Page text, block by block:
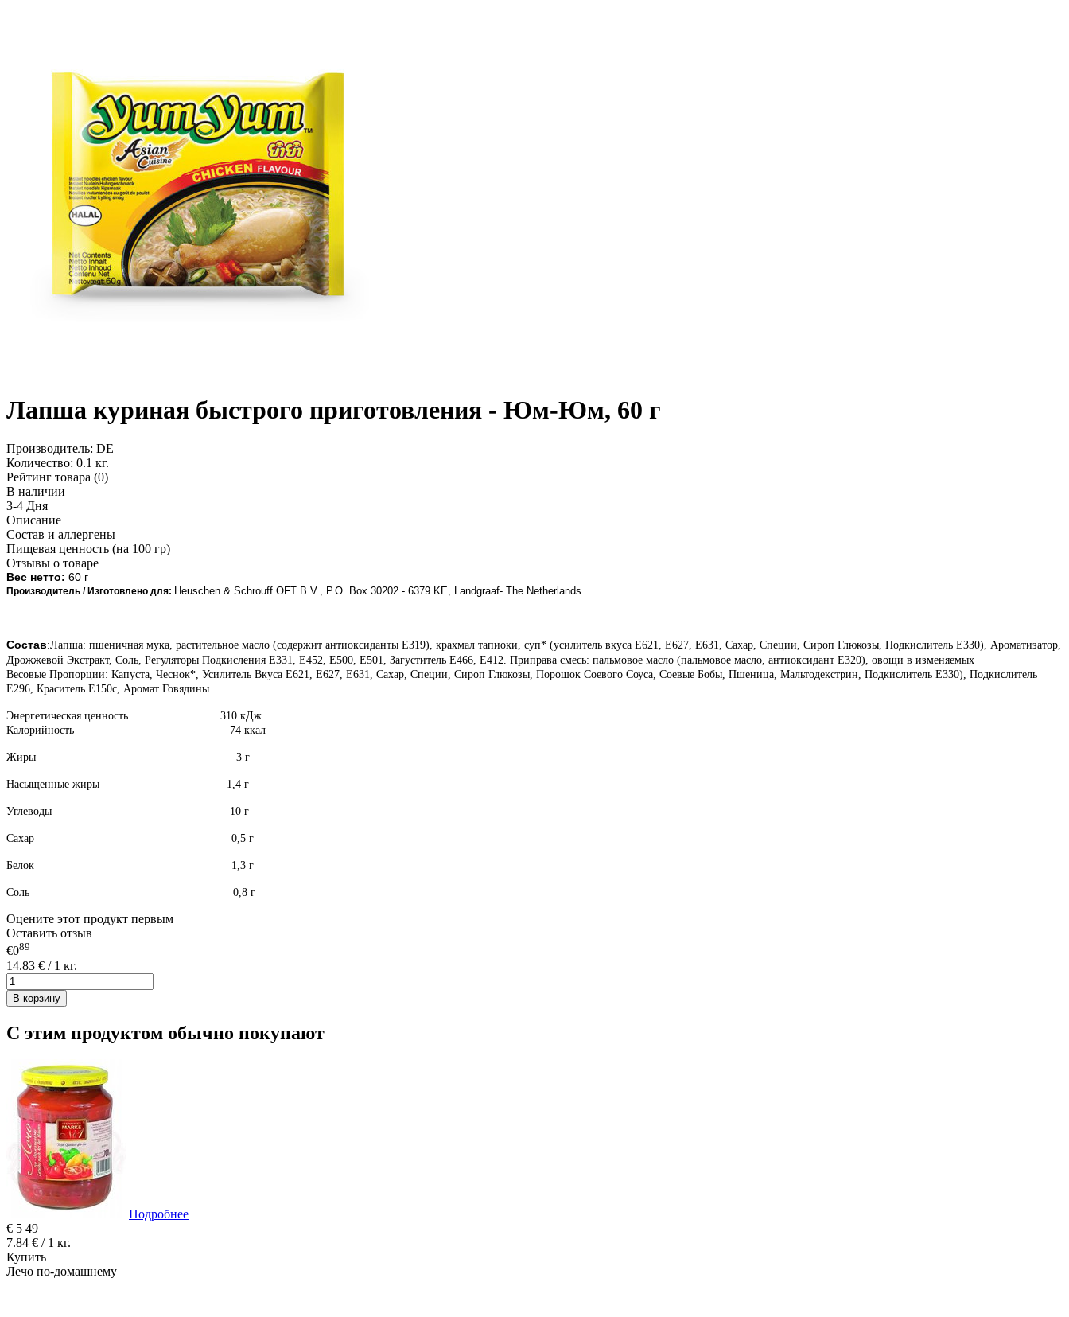
Лапша куриная быстрого приготовления - Юм-Юм, 60 г
Производитель: DE
Количество: 0.1 кг.
Рейтинг товара (0)
В наличии
3-4 Дня
Описание
Состав и аллергены
Пищевая ценность (на 100 гр)
Отзывы о товаре
Вес нетто: 60 г
Производитель / Изготовлено для: Heuschen & Schrouff OFT B.V., P.O. Box 30202 - 6379 KE, Landgraaf- The Netherlands
Состав:Лапша: пшеничная мука, растительное масло (содержит антиоксиданты E319), крахмал тапиоки, суп* (усилитель вкуса E621, E627, E631, Сахар, Специи, Сироп Глюкозы, Подкислитель E330), Ароматизатор,
Дрожжевой Экстракт, Соль, Регуляторы Подкисления E331, E452, E500, E501, Загуститель E466, E412. Приправа смесь: пальмовое масло (пальмовое масло, антиоксидант E320), овощи в изменяемых
Весовые Пропорции: Капуста, Чеснок*, Усилитель Вкуса E621, E627, E631, Сахар, Специи, Сироп Глюкозы, Порошок Соевого Соуса, Соевые Бобы, Пшеница, Мальтодекстрин, Подкислитель E330), Подкислитель
E296, Краситель E150c, Аромат Говядины.
Энергетическая ценность 310 кДж
Калорийность 74 ккал
Жиры 3 г
Насыщенные жиры 1,4 г
Углеводы 10 г
Сахар 0,5 г
Белок 1,3 г
Соль 0,8 г
Оцените этот продукт первым
Оставить отзыв
€089
14.83 € / 1 кг.
В корзину
С этим продуктом обычно покупают
Подробнее
€ 5 49
7.84 € / 1 кг.
Купить
Лечо по-домашнему